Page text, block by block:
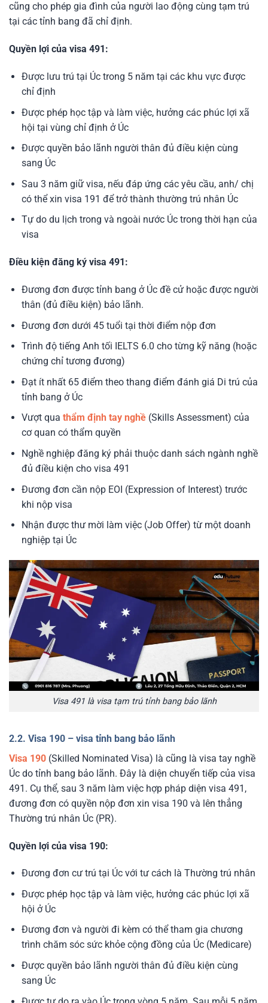
cũng cho phép gia đình của người lao động cùng tạm trú
tại các tỉnh bang đã chỉ định.
Quyền lợi của visa 491:
Được lưu trú tại Úc trong 5 năm tại các khu vực được
chỉ định
Được phép học tập và làm việc, hưởng các phúc lợi xã
hội tại vùng chỉ định ở Úc
Được quyền bảo lãnh người thân đủ điều kiện cùng
sang Úc
Sau 3 năm giữ visa, nếu đáp ứng các yêu cầu, anh/ chị
có thể xin visa 191 để trở thành thường trú nhân Úc
Tự do du lịch trong và ngoài nước Úc trong thời hạn của
visa
Điều kiện đăng ký visa 491:
Đương đơn được tỉnh bang ở Úc đề cử hoặc được người
thân (đủ điều kiện) bảo lãnh.
Đương đơn dưới 45 tuổi tại thời điểm nộp đơn
Trình độ tiếng Anh tối IELTS 6.0 cho từng kỹ năng (hoặc
chứng chỉ tương đương)
Đạt ít nhất 65 điểm theo thang điểm đánh giá Di trú của
tỉnh bang ở Úc
Vượt qua thẩm định tay nghề(Skills Assessment) của
cơ quan có thẩm quyền
Nghề nghiệp đăng ký phải thuộc danh sách ngành nghề
đủ điều kiện cho visa 491
Đương đơn cần nộp EOI (Expression of Interest) trước
khi nộp visa
Nhận được thư mời làm việc (Job Offer) từ một doanh
nghiệp tại Úc
Visa 491 là visa tạm trú tỉnh bang bảo lãnh
2.2. Visa 190 – visa tỉnh bang bảo lãnh
Visa 190 (Skilled Nominated Visa) là cũng là visa tay nghề
Úc do tỉnh bang bảo lãnh. Đây là diện chuyển tiếp của visa
491. Cụ thể, sau 3 năm làm việc hợp pháp diện visa 491,
đương đơn có quyền nộp đơn xin visa 190 và lên thẳng
Thường trú nhân Úc (PR).
Quyền lợi của visa 190:
Đương đơn cư trú tại Úc với tư cách là Thường trú nhân
Được phép học tập và làm việc, hưởng các phúc lợi xã
hội ở Úc
Đương đơn và người đi kèm có thể tham gia chương
trình chăm sóc sức khỏe cộng đồng của Úc (Medicare)
Được quyền bảo lãnh người thân đủ điều kiện cùng
sang Úc